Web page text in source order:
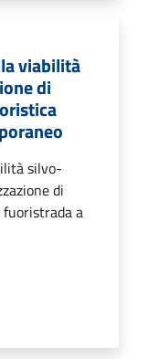
viabilità
di
silvo-
di
a